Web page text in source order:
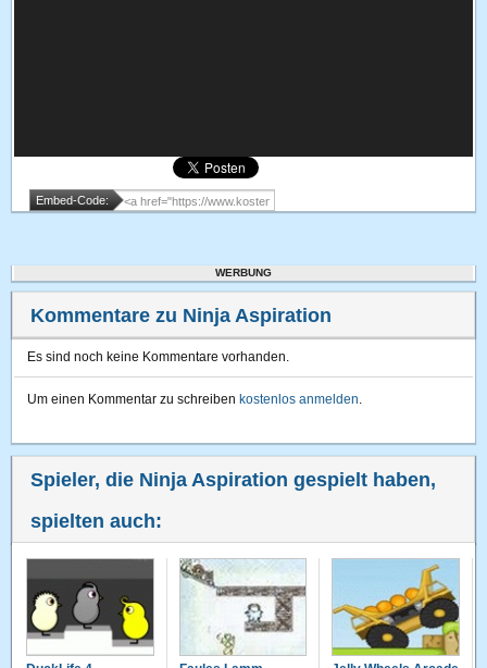
Embed-Code:
WERBUNG
Kommentare zu Ninja Aspiration
Es sind noch keine Kommentare vorhanden.
Um einen Kommentar zu schreiben kostenlos anmelden.
Spieler, die Ninja Aspiration gespielt haben,
spielten auch: